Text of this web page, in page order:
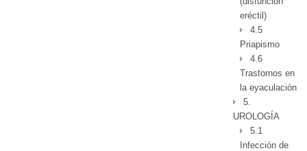
eréctil)
4.5
Priapismo
4.6
Trastornos en
la eyaculación
5.
UROLOGÍA
5.1
Infección de